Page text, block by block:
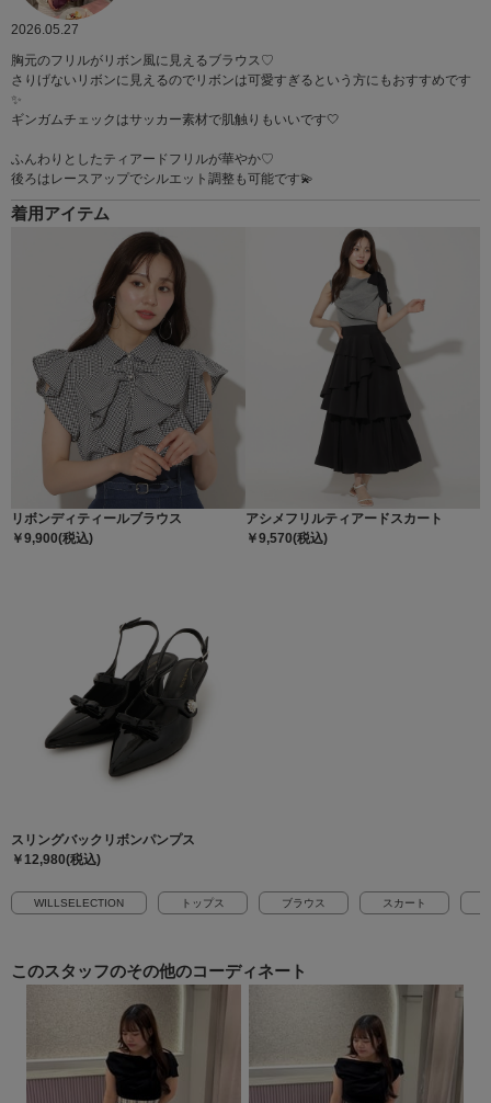
2026.05.27
胸元のフリルがリボン風に見えるブラウス♡
さりげないリボンに見えるのでリボンは可愛すぎるという方にもおすすめです
✨
ギンガムチェックはサッカー素材で肌触りもいいです🤍
ふんわりとしたティアードフリルが華やか♡
後ろはレースアップでシルエット調整も可能です💫
着用アイテム
リボンディティールブラウス
￥9,900(税込)
アシメフリルティアードスカート
￥9,570(税込)
スリングバックリボンパンプス
￥12,980(税込)
WILLSELECTION トップス ブラウス スカート
このスタッフのその他のコーディネート